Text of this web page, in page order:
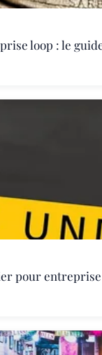
loop : le
pour entreprise